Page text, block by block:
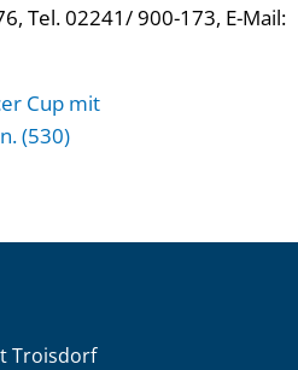
Tel. 02241/ 900-173, E-Mail:
Cup mit
(530)
Troisdorf